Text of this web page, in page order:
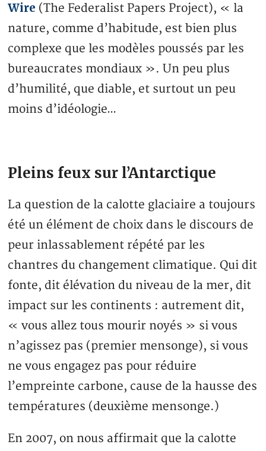
Wire (The Federalist Papers Project), « la
nature, comme d’habitude, est bien plus
complexe que les modèles poussés par les
bureaucrates mondiaux ». Un peu plus
d’humilité, que diable, et surtout un peu
moins d’idéologie…
Pleins feux sur l’Antarctique
La question de la calotte glaciaire a toujours
été un élément de choix dans le discours de
peur inlassablement répété par les
chantres du changement climatique. Qui dit
fonte, dit élévation du niveau de la mer, dit
impact sur les continents : autrement dit,
« vous allez tous mourir noyés » si vous
n’agissez pas (premier mensonge), si vous
ne vous engagez pas pour réduire
l’empreinte carbone, cause de la hausse des
températures (deuxième mensonge.)
En 2007, on nous affirmait que la calotte